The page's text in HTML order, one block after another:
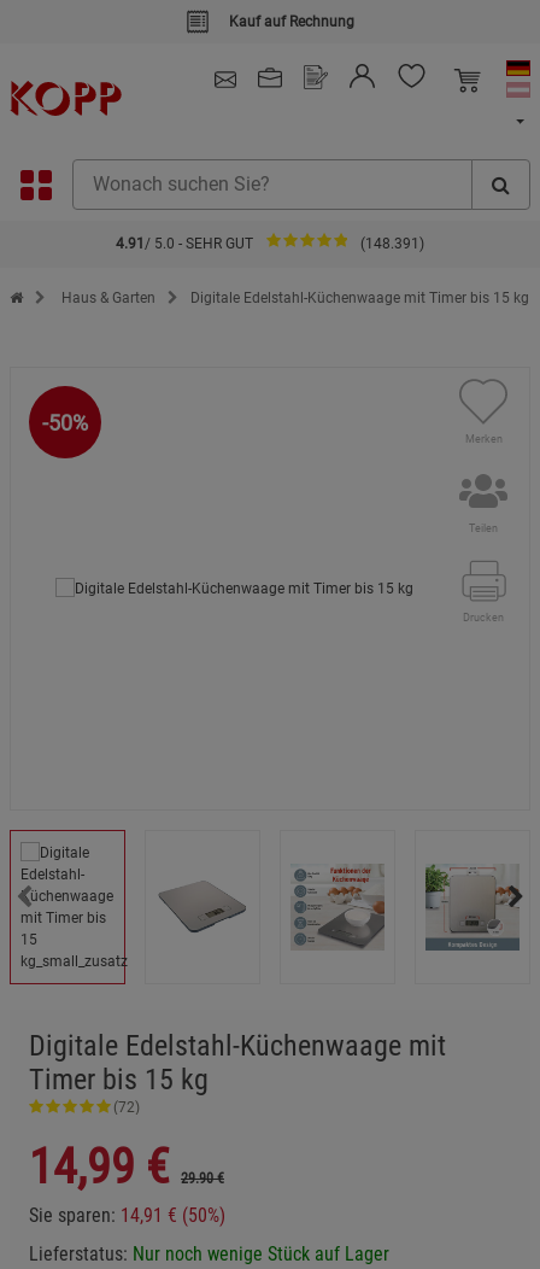
Kauf auf Rechnung
4.91 / 5.0 - SEHR GUT (148.391)
Zur Startseite des Kopp Verlag Online-Shop
Haus & Garten Digitale Edelstahl-Küchenwaage mit Timer bis 15 kg
-50%
Merken
Teilen
Drucken
Digitale Edelstahl-Küchenwaage mit
Timer bis 15 kg
(72)
14,99 € 29.90 €
Sie sparen: 14,91 € (50%)
Lieferstatus: Nur noch wenige Stück auf Lager